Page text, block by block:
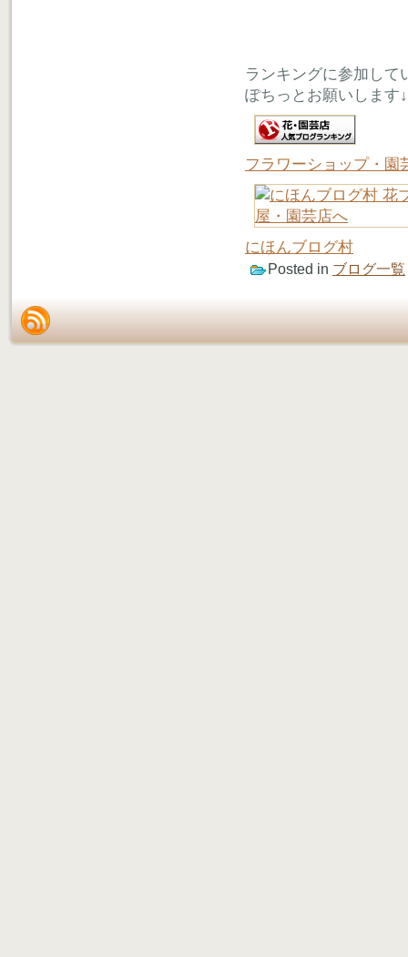
ランキングに参加して
ぽちっとお願いします↓
フラワーショップ・園
にほんブログ村
Posted in ブログ一覧